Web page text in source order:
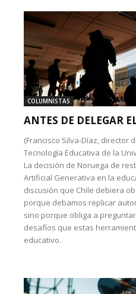
COLUMNISTAS
ANTES DE DELEGAR
(Francisco Silva-Díaz, director
Tecnología Educativa de la
La decisión de Noruega de
Artificial Generativa en la
discusión que Chile debiera
porque debamos replicar
sino porque obliga a
desafíos que estas
educativo.